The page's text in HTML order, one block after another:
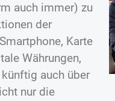
auch immer) zu
der
Karte
Währungen,
auch über
nur die